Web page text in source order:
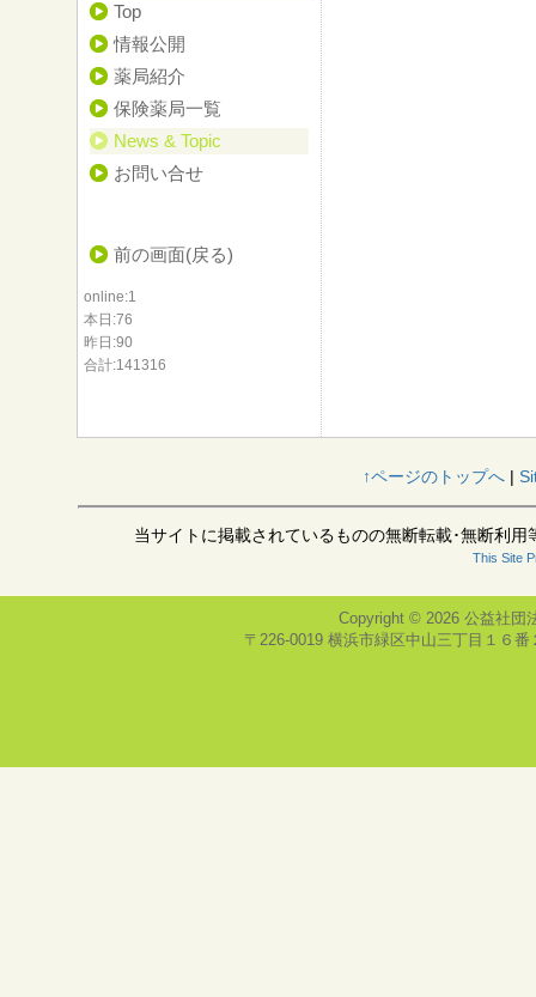
Top
情報公開
薬局紹介
保険薬局一覧
News & Topic
お問い合せ
前の画面(戻る)
online:1
本日:76
昨日:90
合計:141316
↑ページのトップへ |
当サイトに掲載されているものの無断転載･無断利用
This Site
Copyright © 2026 公益社団
〒226-0019 横浜市緑区中山三丁目１６